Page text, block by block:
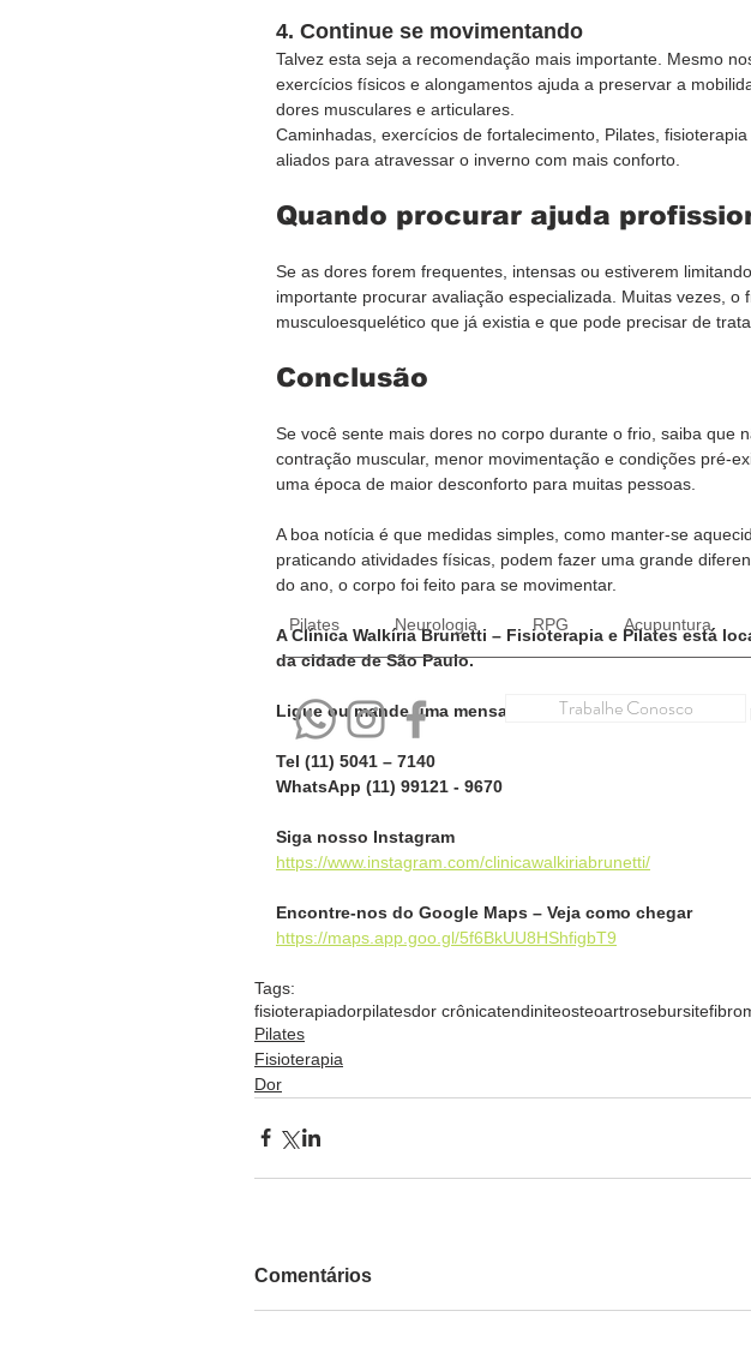
4. Continue se movimentando
Talvez esta seja a recomendação mais importante. Mesmo
exercícios físicos e alongamentos ajuda a preservar a
dores musculares e articulares.
Caminhadas, exercícios de fortalecimento, Pilates,
aliados para atravessar o inverno com mais conforto.
Quando procurar ajuda
Se as dores forem frequentes, intensas ou estiverem
importante procurar avaliação especializada. Muitas vezes, o
musculoesquelético que já existia e que pode precisar de
Conclusão
Se você sente mais dores no corpo durante o frio, saiba que
contração muscular, menor movimentação e condições pré-
uma época de maior desconforto para muitas pessoas.
A boa notícia é que medidas simples, como manter-se
praticando atividades físicas, podem fazer uma grande
do ano, o corpo foi feito para se movimentar.
A Clínica Walkíria Brunetti – Fisioterapia e Pilates está
da cidade de São Paulo.
Ligue ou mande uma mensagem para o nosso
Tel (11) 5041 – 7140
WhatsApp (11) 99121 - 9670
Siga nosso Instagram
https://www.instagram.com/clinicawalkiriabrunetti/
Encontre-nos do Google Maps – Veja como chegar
https://maps.app.goo.gl/5f6BkUU8HShfigbT9
Tags:
fisioterapiadorpilatesdor crônicatendiniteosteoartrosebursite
Pilates
Fisioterapia
Dor
Comentários
Pilates Neurologia RPG Acupuntura
Trabalhe Conosco